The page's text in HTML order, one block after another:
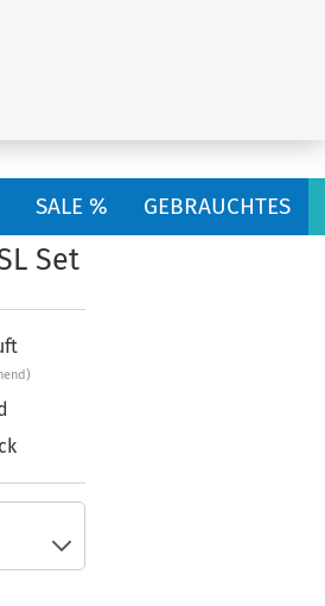
SALE % GEBRAUCHTES
Set